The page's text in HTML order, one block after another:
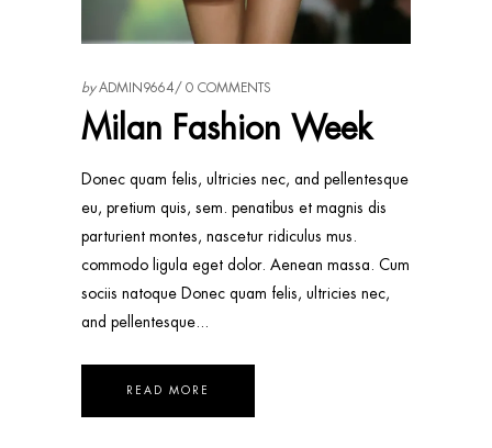
byADMIN9664 0 COMMENTS
Milan Fashion Week
Donec quam felis, ultricies nec, and pellentesque
eu, pretium quis, sem. penatibus et magnis dis
parturient montes, nascetur ridiculus mus.
commodo ligula eget dolor. Aenean massa. Cum
sociis natoque Donec quam felis, ultricies nec,
and pellentesque
READ MORE